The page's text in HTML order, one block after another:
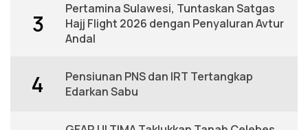
3
Pertamina Sulawesi, Tuntaskan Satgas
Hajj Flight 2026 dengan Penyaluran Avtur
Andal
4
Pensiunan PNS dan IRT Tertangkap
Edarkan Sabu